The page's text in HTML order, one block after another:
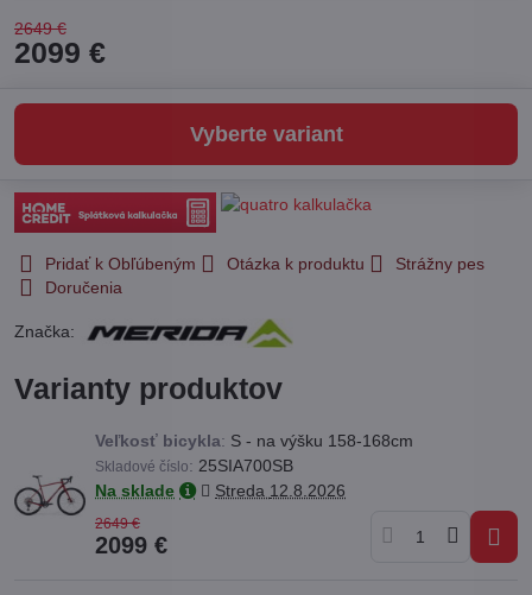
2649 €
2099 €
Vyberte variant
Pridať k Obľúbeným Otázka k produktu
Strážny pes
Doručenia
Značka:
Varianty produktov
Veľkosť bicykla: S - na výšku 158-168cm
Skladové číslo: 25SIA700SB
Na sklade
Streda 12.8.2026
2649 €
2099 €